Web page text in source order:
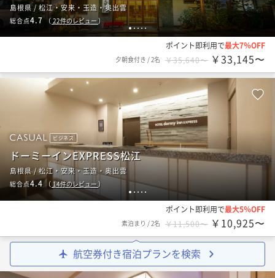
12345
島根県 / 松江・安来・玉造・奥出雲
総合点4.7（ 22件のレビュー）
ポイント即利用で最大7％OFF
夕朝食付き /2名 ￥35,640〜 ￥33,145〜
1 2 3 4 5
ビジネス
ドーミーインEXPRESS松江
島根県 / 松江・安来・玉造・奥出雲
総合点4.4 （ 14件のレビュー）
ポイント即利用で最大5％OFF
素泊まり /2名 ￥11,500〜 ￥10,925〜
航空券付き宿泊プランを検索